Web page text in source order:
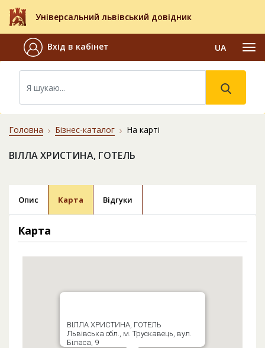
Універсальний львівський довідник
Вхід в кабінет UA
Головна Бізнес-каталог На карті
ВIЛЛА ХРИСТИНА, ГОТЕЛЬ
Опис Карта Відгуки
Карта
ВIЛЛА ХРИСТИНА, ГОТЕЛЬ
Львівська обл., м. Трускавець, вул.
Біласа, 9